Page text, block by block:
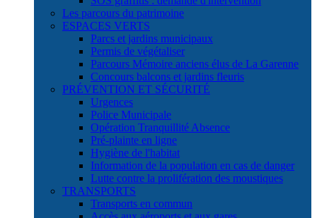
Les parcours du patrimoine
ESPACES VERTS
Parcs et jardins municipaux
Permis de végétaliser
Parcours Mémoire anciens élus de La Garenne
Concours balcons et jardins fleuris
PRÉVENTION ET SÉCURITÉ
Urgences
Police Municipale
Opération Tranquillité Absence
Pré-plainte en ligne
Hygiène de l'habitat
Information de la population en cas de danger
Lutte contre la prolifération des moustiques
TRANSPORTS
Transports en commun